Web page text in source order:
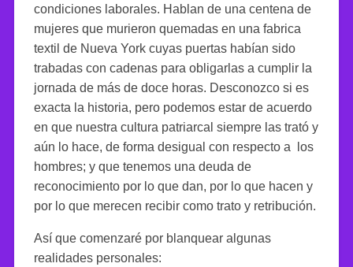
condiciones laborales. Hablan de una centena de
mujeres que murieron quemadas en una fabrica
textil de Nueva York cuyas puertas habían sido
trabadas con cadenas para obligarlas a cumplir la
jornada de más de doce horas. Desconozco si es
exacta la historia, pero podemos estar de acuerdo
en que nuestra cultura patriarcal siempre las trató y
aún lo hace, de forma desigual con respecto a los
hombres; y que tenemos una deuda de
reconocimiento por lo que dan, por lo que hacen y
por lo que merecen recibir como trato y retribución.
Así que comenzaré por blanquear algunas
realidades personales: